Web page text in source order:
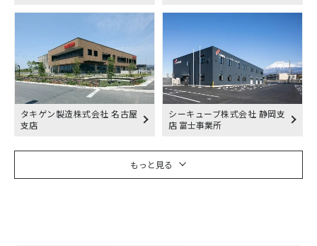
タキゲン製造株式会社 名古屋
支店
シーキューブ株式会社 静岡支
店 富士事業所
もっと見る